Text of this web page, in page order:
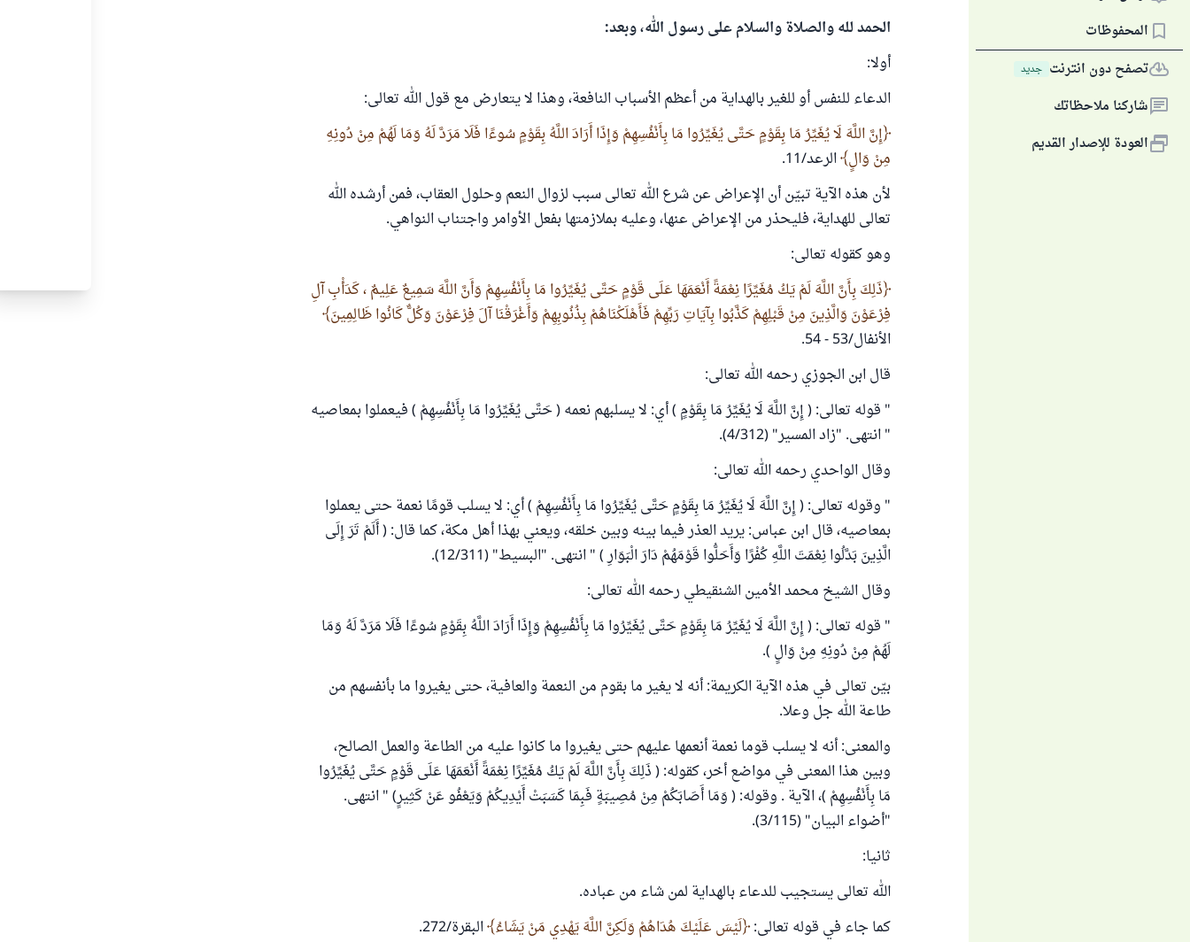
المحفوظات
تصفح دون انترنت جديد
شاركنا ملاحظاتك
العودة للإصدار القديم
الحمد لله والصلاة والسلام على رسول الله، وبعد:
أولا:
الدعاء للنفس أو للغير بالهداية من أعظم الأسباب النافعة، وهذا لا يتعارض مع قول الله تعالى:
إِنَّ اللَّهَ لَا يُغَيِّرُ مَا بِقَوْمٍ حَتَّى يُغَيِّرُوا مَا بِأَنْفُسِهِمْ وَإِذَا أَرَادَ اللَّهُ بِقَوْمٍ سُوءًا فَلَا مَرَدَّ لَهُ وَمَا لَهُمْ مِنْ دُونِهِ
مِنْ وَالٍ الرعد/11.
لأن هذه الآية تبيّن أن الإعراض عن شرع الله تعالى سبب لزوال النعم وحلول العقاب، فمن أرشده الله
تعالى للهداية، فليحذر من الإعراض عنها، وعليه بملازمتها بفعل الأوامر واجتناب النواهي.
وهو كقوله تعالى:
ذَلِكَ بِأَنَّ اللَّهَ لَمْ يَكُ مُغَيِّرًا نِعْمَةً أَنْعَمَهَا عَلَى قَوْمٍ حَتَّى يُغَيِّرُوا مَا بِأَنْفُسِهِمْ وَأَنَّ اللَّهَ سَمِيعٌ عَلِيمٌ ، كَدَأْبِ آلِ
فِرْعَوْنَ وَالَّذِينَ مِنْ قَبْلِهِمْ كَذَّبُوا بِآيَاتِ رَبِّهِمْ فَأَهْلَكْنَاهُمْ بِذُنُوبِهِمْ وَأَغْرَقْنَا آلَ فِرْعَوْنَ وَكُلٌّ كَانُوا ظَالِمِينَ
الأنفال/53 - 54.
قال ابن الجوزي رحمه الله تعالى:
" قوله تعالى: ( إِنَّ اللَّهَ لَا يُغَيِّرُ مَا بِقَوْمٍ ) أي: لا يسلبهم نعمه ( حَتَّى يُغَيِّرُوا مَا بِأَنْفُسِهِمْ ) فيعملوا بمعاصيه
" انتهى. "زاد المسير" (4/312).
وقال الواحدي رحمه الله تعالى:
" وقوله تعالى: ( إِنَّ اللَّهَ لَا يُغَيِّرُ مَا بِقَوْمٍ حَتَّى يُغَيِّرُوا مَا بِأَنْفُسِهِمْ ) أي: لا يسلب قومًا نعمة حتى يعملوا
بمعاصيه، قال ابن عباس: يريد العذر فيما بينه وبين خلقه، ويعني بهذا أهل مكة، كما قال: ( أَلَمْ تَرَ إِلَى
الَّذِينَ بَدَّلُوا نِعْمَتَ اللَّهِ كُفْرًا وَأَحَلُّوا قَوْمَهُمْ دَارَ الْبَوَارِ ) " انتهى. "البسيط" (12/311).
وقال الشيخ محمد الأمين الشنقيطي رحمه الله تعالى:
" قوله تعالى: ( إِنَّ اللَّهَ لَا يُغَيِّرُ مَا بِقَوْمٍ حَتَّى يُغَيِّرُوا مَا بِأَنْفُسِهِمْ وَإِذَا أَرَادَ اللَّهُ بِقَوْمٍ سُوءًا فَلَا مَرَدَّ لَهُ وَمَا
لَهُمْ مِنْ دُونِهِ مِنْ وَالٍ ).
بيّن تعالى في هذه الآية الكريمة: أنه لا يغير ما بقوم من النعمة والعافية، حتى يغيروا ما بأنفسهم من
طاعة الله جل وعلا.
والمعنى: أنه لا يسلب قوما نعمة أنعمها عليهم حتى يغيروا ما كانوا عليه من الطاعة والعمل الصالح،
وبين هذا المعنى في مواضع أخر، كقوله: ( ذَلِكَ بِأَنَّ اللَّهَ لَمْ يَكُ مُغَيِّرًا نِعْمَةً أَنْعَمَهَا عَلَى قَوْمٍ حَتَّى يُغَيِّرُوا
مَا بِأَنْفُسِهِمْ )، الآية . وقوله: ( وَمَا أَصَابَكُمْ مِنْ مُصِيبَةٍ فَبِمَا كَسَبَتْ أَيْدِيكُمْ وَيَعْفُو عَنْ كَثِيرٍ) " انتهى.
"أضواء البيان" (3/115).
ثانيا:
الله تعالى يستجيب للدعاء بالهداية لمن شاء من عباده.
كما جاء في قوله تعالى: لَيْسَ عَلَيْكَ هُدَاهُمْ وَلَكِنَّ اللَّهَ يَهْدِي مَنْ يَشَاءُ البقرة/272.